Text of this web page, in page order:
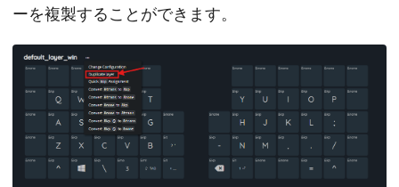
ーを複製することができます。